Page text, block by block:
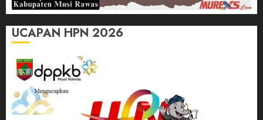
UCAPAN HPN 2026